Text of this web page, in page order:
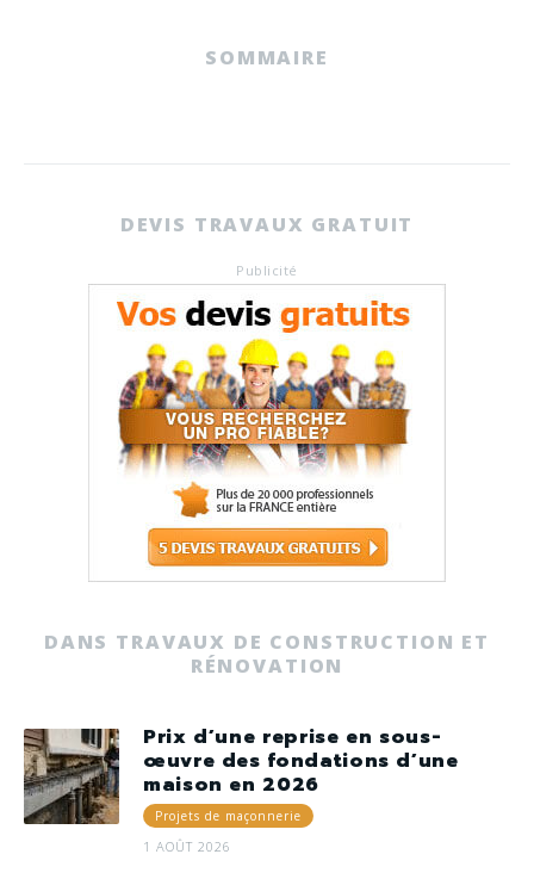
SOMMAIRE
DEVIS TRAVAUX GRATUIT
Publicité
DANS TRAVAUX DE CONSTRUCTION ET
RÉNOVATION
Prix d’une reprise en sous-
œuvre des fondations d’une
maison en 2026
Projets de maçonnerie
1 AOÛT 2026